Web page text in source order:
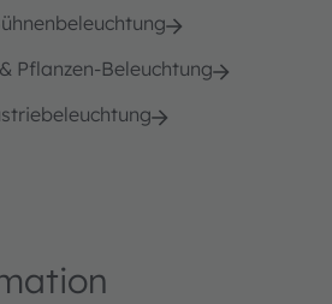
Pflanzen-Beleuchtung